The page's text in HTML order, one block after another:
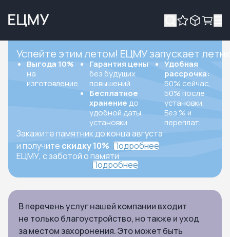
Успейте этим летом! ЕЦМУ запускает
Выгода 10%
на
изготовление.
Гарантия цены
без будущих
повышений.
Бесплатное
хранение до
удобной даты
установки.
Удобная
рассрочка:
50% сейчас,
50% после
установки.
Без % и
переплат.
Закажите памятник до конца августа
и получите скидку 10% Подробнее
ЕЦМУ, с заботой о памяти
Подробнее
В перечень услуг нашей компании входит
не только благоустройство, но также и уход
за местом захоронения. Это может быть